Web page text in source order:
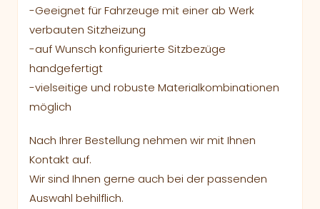
-Geeignet für Fahrzeuge mit einer ab Werk
verbauten Sitzheizung
-auf Wunsch konfigurierte Sitzbezüge
handgefertigt
-vielseitige und robuste Materialkombinationen
möglich
Nach Ihrer Bestellung nehmen wir mit Ihnen
Kontakt auf.
Wir sind Ihnen gerne auch bei der passenden
Auswahl behilflich.